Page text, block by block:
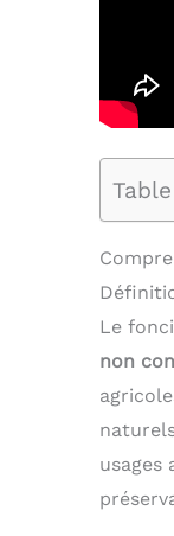
Le
non
usages